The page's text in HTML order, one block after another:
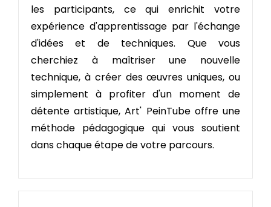
les participants, ce qui enrichit votre
expérience d'apprentissage par l'échange
d'idées et de techniques. Que vous
cherchiez à maîtriser une nouvelle
technique, à créer des œuvres uniques, ou
simplement à profiter d'un moment de
détente artistique, Art' PeinTube offre une
méthode pédagogique qui vous soutient
dans chaque étape de votre parcours.